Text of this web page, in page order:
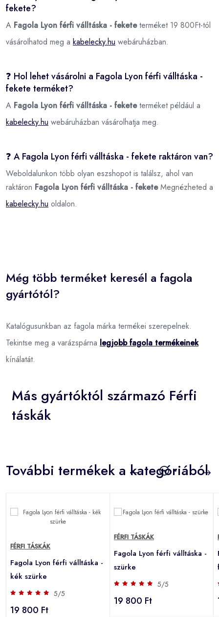
fekete?
A Fagola Lyon férfi válltáska - feketeterméket 19 800Ft-tól
vásárolhatod meg a kabelecky.hu webáruházban.
❓ Hol lehet vásárolni a Fagola Lyon férfi válltáska -
fekete terméket?
A Fagola Lyon férfi válltáska - feketeterméket például a
kabelecky.hu webáruházban vásárolhatja meg.
❓ A Fagola Lyon férfi válltáska - fekete raktáron van?
Weboldalunkon több olyan eszshopot is találsz, ahol van
raktáron Fagola Lyon férfi válltáska - feketeMegnézheted a
kabelecky.hu oldalon.
Még több terméket keresél a fagola
gyártótól?
Katalógusunkban az fagola márka termékei szerepelnek.
Tekintse meg a varázspárna legjobb fagola termékeinek
kínálatát.
Más gyártóktól származó Férfi
táskák
További termékek a kategóriából
FÉRFI TÁSKÁK
Fagola Lyon férfi válltáska -
kék szürke
5/5
19 800 Ft
FÉRFI TÁSKÁK
Fagola Lyon férfi válltáska -
szürke
5/5
19 800 Ft